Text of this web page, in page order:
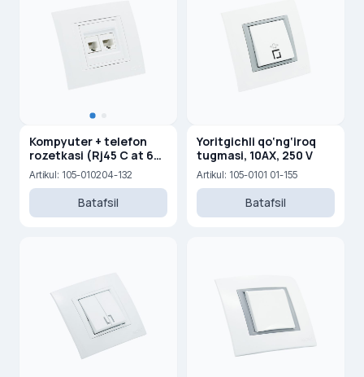
Kompyuter + telefon
rozetkasi (Rj45 C at 6
+Rj45 Cat 3 )
Artikul: 105-010204-132
Batafsil
Yoritgichli qo‘ng‘iroq
tugmasi, 10AX, 250 V
Artikul: 105-0101 01-155
Batafsil